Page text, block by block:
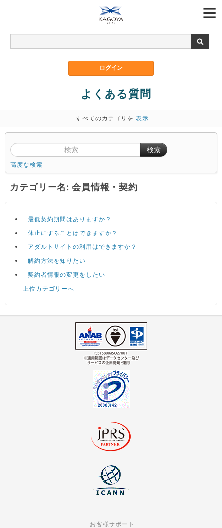
よくある質問
すべてのカテゴリを 表示
検索
高度な検索
カテゴリー名: 会員情報・契約
最低契約期間はありますか？
休止にすることはできますか？
アダルトサイトの利用はできますか？
解約方法を知りたい
契約者情報の変更をしたい
上位カテゴリーへ
お客様サポート